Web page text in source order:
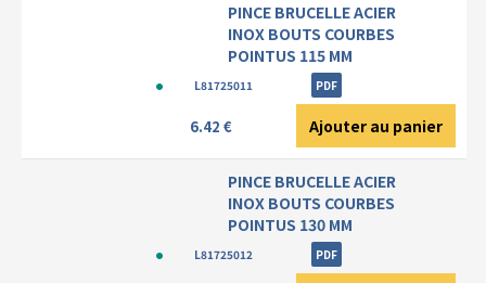
PINCE BRUCELLE ACIER
INOX BOUTS COURBES
POINTUS 115 MM
L81725011 PDF
6.42 € Ajouter au panier
PINCE BRUCELLE ACIER
INOX BOUTS COURBES
POINTUS 130 MM
L81725012 PDF